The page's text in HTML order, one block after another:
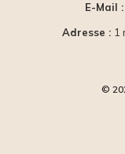
E-Mail :
Adresse : 1
©